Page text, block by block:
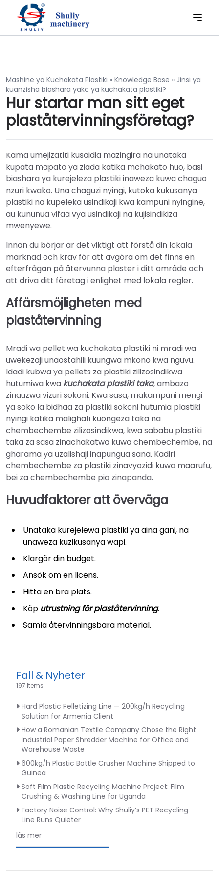
Mashine ya Kuchakata Plastiki » Knowledge Base » Jinsi ya
kuanzisha biashara yako ya kuchakata plastiki?
Hur startar man sitt eget
plaståtervinningsföretag?
Kama umejizatiti kusaidia mazingira na unataka
kupata mapato ya ziada katika mchakato huo, basi
biashara ya kurejeleza plastiki inaweza kuwa chaguo
nzuri kwako. Una chaguzi nyingi, kutoka kukusanya
plastiki na kupeleka usindikaji kwa kampuni nyingine,
au kununua vifaa vya usindikaji na kujisindikiza
mwenyewe.
Innan du börjar är det viktigt att förstå din lokala
marknad och krav för att avgöra om det finns en
efterfrågan på återvunna plaster i ditt område och
att driva ditt företag i enlighet med lokala regler.
Affärsmöjligheten med
plaståtervinning
Mradi wa pellet wa kuchakata plastiki ni mradi wa
uwekezaji unaostahili kuungwa mkono kwa nguvu.
Idadi kubwa ya pellets za plastiki zilizosindikwa
hutumiwa kwa kuchakata plastiki taka, ambazo
zinauzwa vizuri sokoni. Kwa sasa, makampuni mengi
ya soko la bidhaa za plastiki sokoni hutumia plastiki
nyingi katika malighafi kuongeza taka na
chembechembe zilizosindikwa, kwa sababu plastiki
taka za sasa zinachakatwa kuwa chembechembe, na
gharama ya uzalishaji inapungua sana. Kadiri
chembechembe za plastiki zinavyozidi kuwa maarufu,
bei za chembechembe pia zinapanda.
Huvudfaktorer att överväga
Unataka kurejelewa plastiki ya aina gani, na
unaweza kuzikusanya wapi.
Klargör din budget.
Ansök om en licens.
Hitta en bra plats.
Köp utrustning för plaståtervinning.
Samla återvinningsbara material.
Fall & Nyheter
197 Items
Hard Plastic Pelletizing Line — 200kg/h Recycling
Solution for Armenia Client
How a Romanian Textile Company Chose the Right
Industrial Paper Shredder Machine for Office and
Warehouse Waste
600kg/h Plastic Bottle Crusher Machine Shipped to
Guinea
Soft Film Plastic Recycling Machine Project: Film
Crushing & Washing Line for Uganda
Factory Noise Control: Why Shuliy’s PET Recycling
Line Runs Quieter
läs mer